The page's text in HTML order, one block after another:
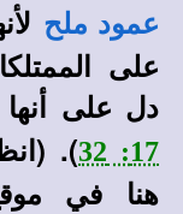
عمود ملح
على
دل على
17: 32
)
.
هنا في